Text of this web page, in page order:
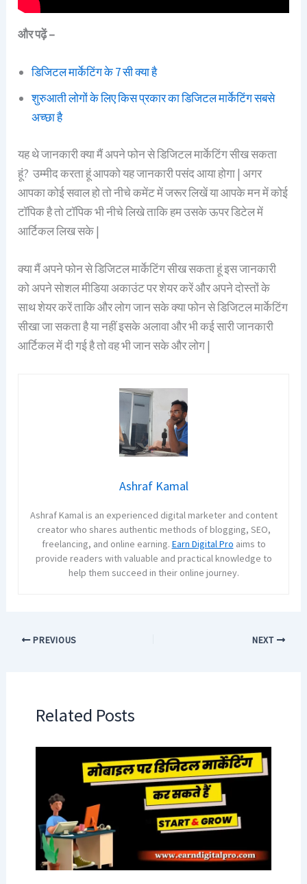
और पढ़ें –
डिजिटल मार्केटिंग के 7 सी क्या है
शुरुआती लोगों के लिए किस प्रकार का डिजिटल मार्केटिंग सबसे
अच्छा है
यह थे जानकारी क्या मैं अपने फोन से डिजिटल मार्केटिंग सीख सकता
हूं? उम्मीद करता हूं आपको यह जानकारी पसंद आया होगा | अगर
आपका कोई सवाल हो तो नीचे कमेंट में जरूर लिखें या आपके मन में कोई
टॉपिक है तो टॉपिक भी नीचे लिखे ताकि हम उसके ऊपर डिटेल में
आर्टिकल लिख सके |
क्या मैं अपने फोन से डिजिटल मार्केटिंग सीख सकता हूं इस जानकारी
को अपने सोशल मीडिया अकाउंट पर शेयर करें और अपने दोस्तों के
साथ शेयर करें ताकि और लोग जान सके क्या फोन से डिजिटल मार्केटिंग
सीखा जा सकता है या नहीं इसके अलावा और भी कई सारी जानकारी
आर्टिकल में दी गई है तो वह भी जान सके और लोग |
Ashraf Kamal
Ashraf Kamal is an experienced digital marketer and content
creator who shares authentic methods of blogging, SEO,
freelancing, and online earning. Earn Digital Pro aims to
provide readers with valuable and practical knowledge to
help them succeed in their online journey.
PREVIOUS NEXT
Related Posts